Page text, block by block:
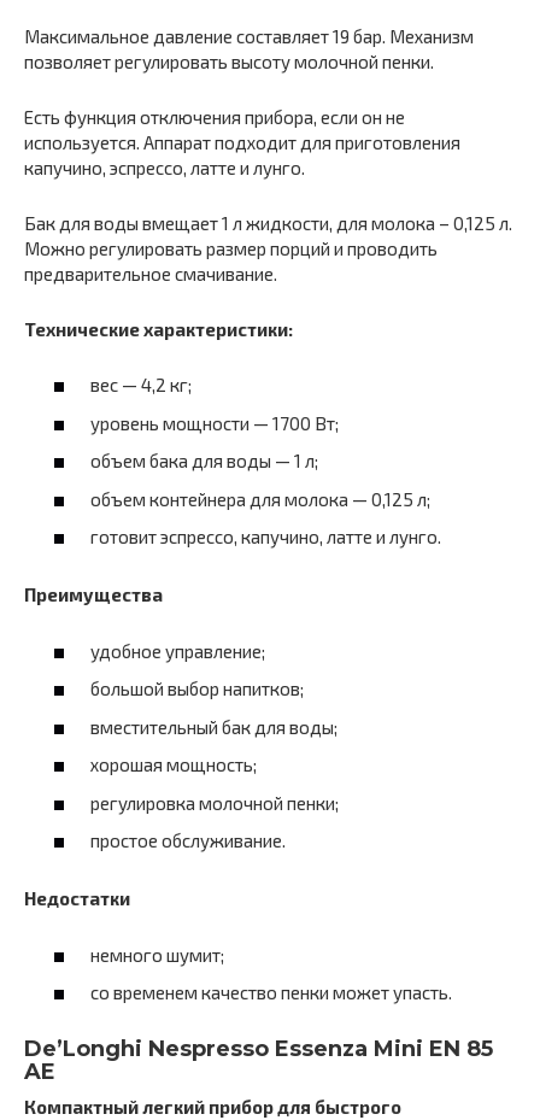
Максимальное давление составляет 19 бар. Механизм
позволяет регулировать высоту молочной пенки.
Есть функция отключения прибора, если он не
используется. Аппарат подходит для приготовления
капучино, эспрессо, латте и лунго.
Бак для воды вмещает 1 л жидкости, для молока – 0,125 л.
Можно регулировать размер порций и проводить
предварительное смачивание.
Технические характеристики:
вес — 4,2 кг;
уровень мощности — 1700 Вт;
объем бака для воды — 1 л;
объем контейнера для молока — 0,125 л;
готовит эспрессо, капучино, латте и лунго.
Преимущества
удобное управление;
большой выбор напитков;
вместительный бак для воды;
хорошая мощность;
регулировка молочной пенки;
простое обслуживание.
Недостатки
немного шумит;
со временем качество пенки может упасть.
De’Longhi Nespresso Essenza Mini EN 85
AE
Компактный легкий прибор для быстрого